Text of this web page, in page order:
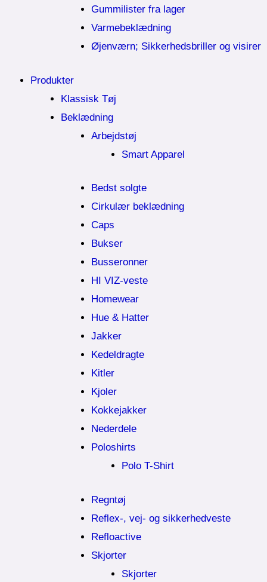
Gummilister fra lager
Varmebeklædning
Øjenværn; Sikkerhedsbriller og visirer
Produkter
Klassisk Tøj
Beklædning
Arbejdstøj
Smart Apparel
Bedst solgte
Cirkulær beklædning
Caps
Bukser
Busseronner
HI VIZ-veste
Homewear
Hue & Hatter
Jakker
Kedeldragte
Kitler
Kjoler
Kokkejakker
Nederdele
Poloshirts
Polo T-Shirt
Regntøj
Reflex-, vej- og sikkerhedveste
Refloactive
Skjorter
Skjorter